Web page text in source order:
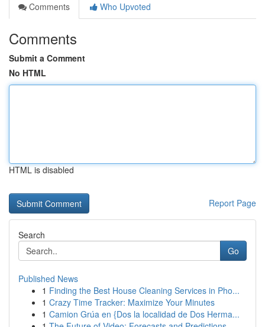
Comments
Who Upvoted
Comments
Submit a Comment
No HTML
HTML is disabled
Report Page
Search
Go
Published News
1 Finding the Best House Cleaning Services in Pho...
1 Crazy Time Tracker: Maximize Your Minutes
1 Camion Grúa en {Dos la localidad de Dos Herma...